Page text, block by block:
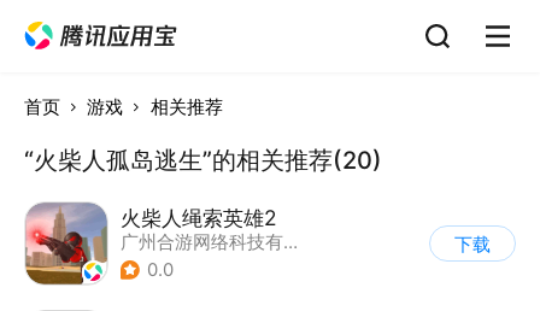
首页 游戏 相关推荐
“火柴人孤岛逃生”的相关推荐(20)
火柴人绳索英雄2
广州合游网络科技有限公司
0.0
下载